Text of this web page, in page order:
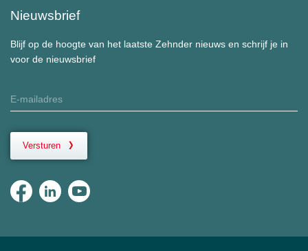
Nieuwsbrief
Blijf op de hoogte van het laatste Zehnder nieuws en schrijf je in
voor de nieuwsbrief
Versturen